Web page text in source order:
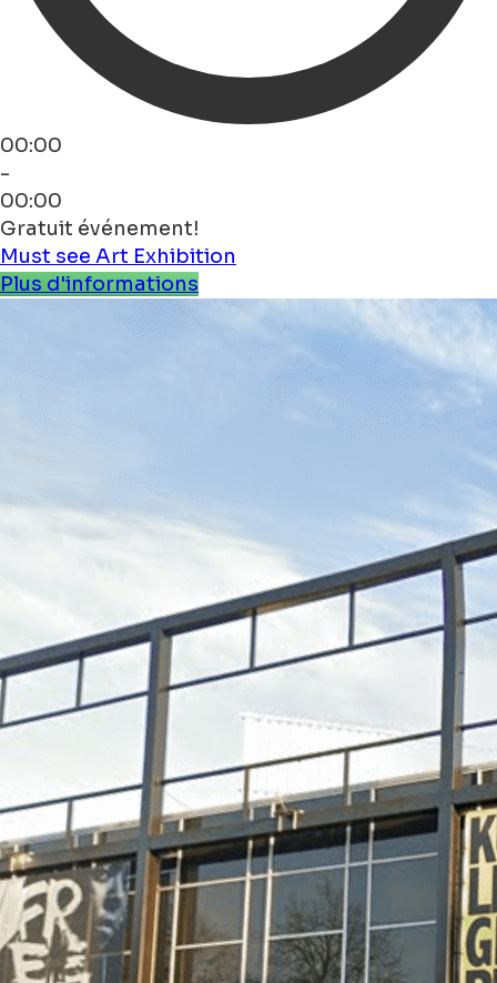
00:00
-
00:00
Gratuit événement!
Must see Art Exhibition
Plus d'informations